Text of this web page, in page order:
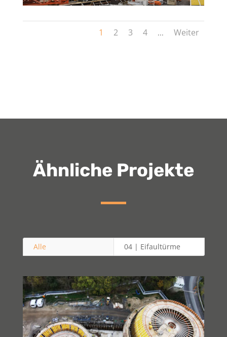
1 2 3 4 ... Weiter
Ähnliche Projekte
Alle 04 | Eifaultürme